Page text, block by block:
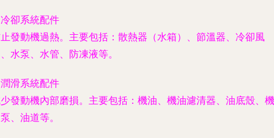
冷卻系統配件
發動機過熱。主要包括：散熱器（水箱）、節溫器、冷卻風
水泵、水管、防凍液等。
潤滑系統配件
發動機內部磨損。主要包括：機油、機油濾清器、油底殼、機
、油道等。